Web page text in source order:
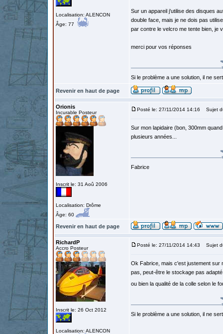
Localisation: ALENCON
Âge: 77
Sur un appareil j'utilise des disques
double face, mais je ne dois pas
par contre le velcro me tente bien, je
merci pour vos réponses
Si le problème a une solution, il ne
Revenir en haut de page
Orionis
Incurable Posteur
Inscrit le: 31 Aoû 2006
Localisation: Drôme
Âge: 60
Posté le: 27/11/2014 14:16 Sujet
Sur mon lapidaire (bon, 300mm
plusieurs années...
Fabrice
Revenir en haut de page
RichardP
Accro Posteur
Inscrit le: 26 Oct 2012
Localisation: ALENCON
Posté le: 27/11/2014 14:43 Sujet
Ok Fabrice, mais c'est justement sur
pas, peut-être le stockage pas
ou bien la qualité de la colle selon le
Si le problème a une solution, il ne